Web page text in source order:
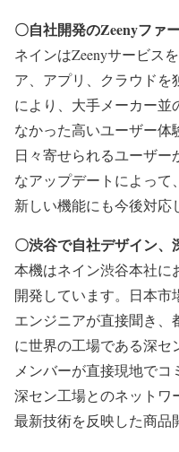
〇自社開発のZeenyファ
ネインはZeenyサービス
ア、アプリ、クラウド
により、大手メーカー
なかった高いユーザー体
日々寄せられるユーザ
なアップデートによって
新しい機能にも今後対応
〇渋谷で自社デザイン、
本機はネイン渋谷本社に
開発しています。日本市
エンジニアが直接聞き、
に世界の工場である深セ
メンバーが直接現地で
深セン工場とのネットワ
最新技術を反映した商品